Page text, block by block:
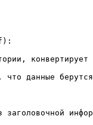
что данные
заголовочной